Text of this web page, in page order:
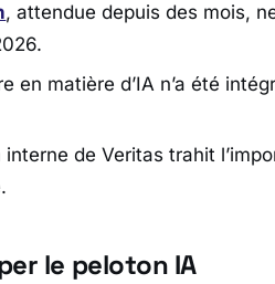
, attendue depuis des mois,
en matière d’IA n’a été
interne de Veritas trahit
le peloton IA